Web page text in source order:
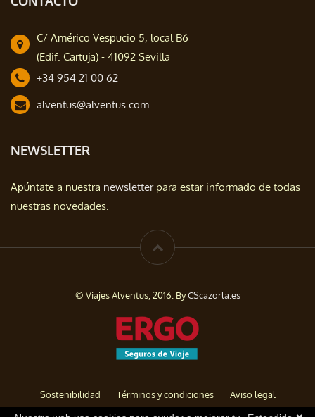
C/ Américo Vespucio 5, local B6
(Edif. Cartuja) - 41092 Sevilla
+34 954 21 00 62
alventus@alventus.com
NEWSLETTER
Apúntate a nuestra newsletterpara estar informado de todas
nuestras novedades.
© Viajes Alventus, 2016. ByCScazorla.es
Sostenibilidad Términos y condiciones
Aviso legal
Política de privacidad
Cookies Baja de Newsletter